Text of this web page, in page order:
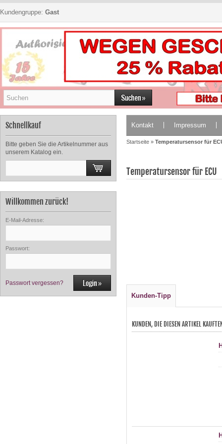
Kundengruppe: Gast
Schnellkauf
Bitte geben Sie die Artikelnummer aus
unserem Katalog ein.
Willkommen zurück!
E-Mail-Adresse:
Passwort:
Passwort vergessen?
Kontakt Impressum
Startseite » Temperatursensor für
Temperatursensor für ECU
Kunden-Tipp
KUNDEN, DIE DIESEN ARTIKEL